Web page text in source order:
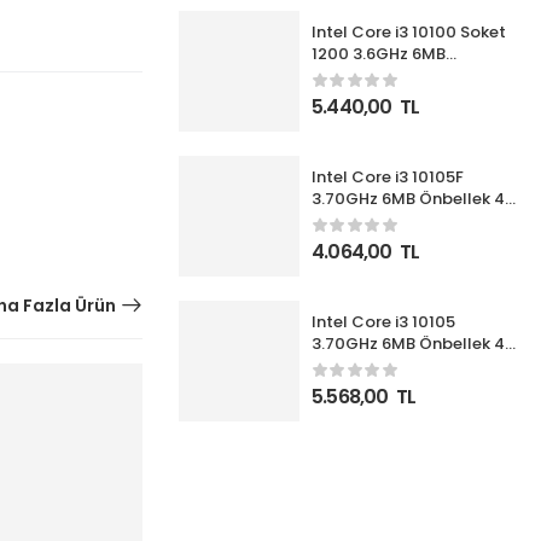
Intel Core i3 10100 Soket
1200 3.6GHz 6MB
Önbellek 4 Çekirdek 14nm
İşlemci Box UHD630 VGA
(Fanlı)
5.440,00 TL
Intel Core i3 10105F
3.70GHz 6MB Önbellek 4
Çekirdek 1200 14nm Box
İşlemci NOVGA (Fanlı)
4.064,00 TL
Intel Core i3 10105
3.70GHz 6MB Önbellek 4
Çekirdek 1200 14nm Box
İşlemci (Fanlı)
5.568,00 TL
Fazla Ürün